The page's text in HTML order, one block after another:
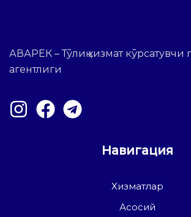
АВАРЕК – Тўлиқ хизмат кўрсатувчи
агентлиги
Навигация
Хизматлар
Асосий